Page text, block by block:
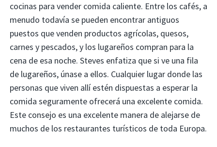
cocinas para vender comida caliente. Entre los cafés, a
menudo todavía se pueden encontrar antiguos
puestos que venden productos agrícolas, quesos,
carnes y pescados, y los lugareños compran para la
cena de esa noche. Steves enfatiza que si ve una fila
de lugareños, únase a ellos. Cualquier lugar donde las
personas que viven allí estén dispuestas a esperar la
comida seguramente ofrecerá una excelente comida.
Este consejo es una excelente manera de alejarse de
muchos de los restaurantes turísticos de toda Europa.